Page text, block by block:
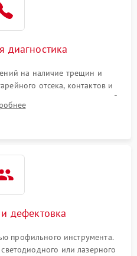
1000 ₽
1000 ₽
1000 ₽
1000 ₽ Подробнее →
диагностика
на наличие трещин и
отсека, контактов и
и четкости прицельной
Выявление проблем с
дефектовка
профильного инструмента.
или лазерного